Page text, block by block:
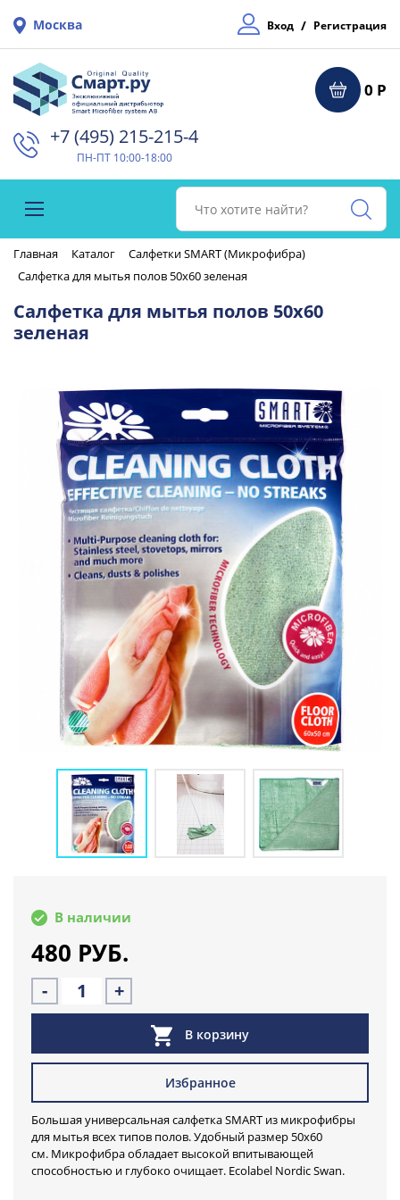
Москва Вход / Регистрация
0 Р
+7 (495) 215-215-4⁠
ПН-ПТ 10:00-18:00
Главная Каталог
Салфетки SMART (Микрофибра)
Салфетка для мытья полов 50x60 зеленая
Салфетка для мытья полов 50x60
зеленая
В наличии
480 РУБ.
- +
В корзину
Избранное
Большая универсальная салфетка SMART из микрофибры
для мытья всех типов полов. Удобный размер 50х60
см. Микрофибра обладает высокой впитывающей
способностью и глубоко очищает. Ecolabel Nordic Swan.